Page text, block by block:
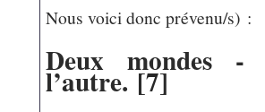
Nous voici donc prévenu/s) :
Deux mondes
l’autre.[7]